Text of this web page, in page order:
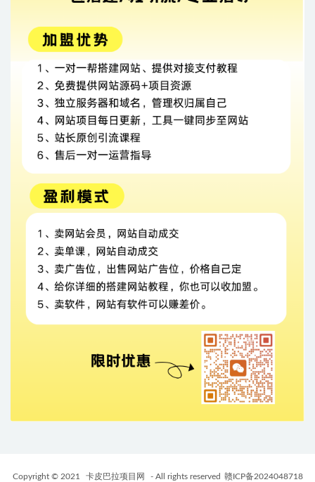
Copyright © 2021 卡皮巴拉项目网 - All rights reserved 赣ICP备2024048718